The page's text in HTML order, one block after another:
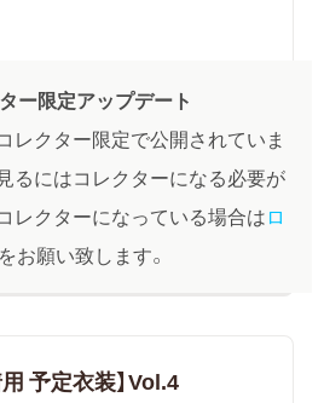
ー限定アップデート
レクター限定で公開されていま
るにはコレクターになる必要が
レクターになっている場合はロ
をお願い致します。
予定衣装】Vol.4